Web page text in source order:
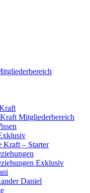
Mitgliederbereich
Kraft – Starter
Exklusiv
Daniel